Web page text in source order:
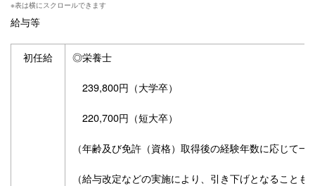
給与等
初任給 ◎栄養士
239,800円（大学卒）
220,700円（短大卒）
（年齢及び免許（資格）取得後の経験年数に応じて
（給与改定などの実施により、引き下げとなることも